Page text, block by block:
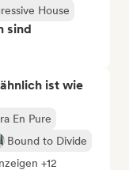
House
sind
ist wie
En Pure
Bound to Divide
+12